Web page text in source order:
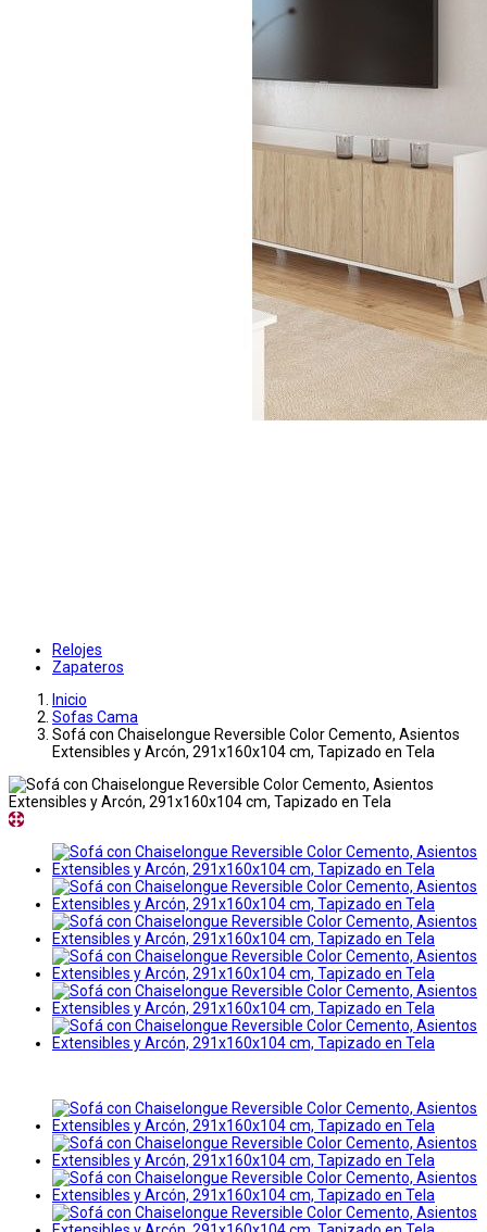
Relojes
Zapateros
Inicio
Sofas Cama
Sofá con Chaiselongue Reversible Color Cemento, Asientos
Extensibles y Arcón, 291x160x104 cm, Tapizado en Tela